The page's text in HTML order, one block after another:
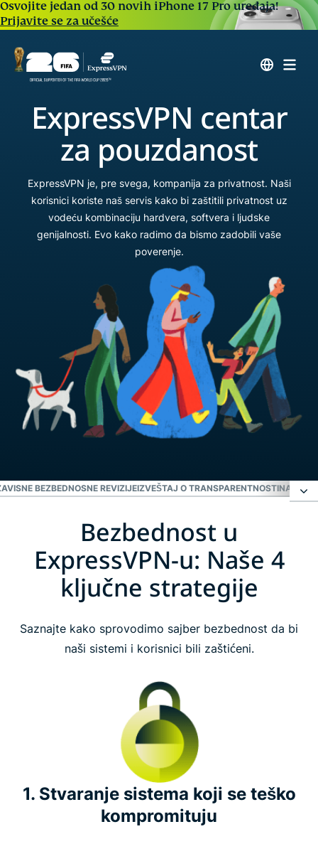
Osvojite jedan od 30 novih iPhone 17 Pro uređaja!
Prijavite se za učešće
ExpressVPN centar
za pouzdanost
ExpressVPN je, pre svega, kompanija za privatnost. Naši
korisnici koriste naš servis kako bi zaštitili privatnost uz
vodeću kombinaciju hardvera, softvera i ljudske
genijalnosti. Evo kako radimo da bismo zadobili vaše
poverenje.
BEZBEDNOSNE REVIZIJEIZVEŠTAJ O TRANSPARENTNOSTI
Bezbednost u ExpressVPN-u: Naše 4 ključne
strategije
Inovacije
Operativno upravljanje (ISO)
Nezavisne bezbednosne revizije
Izveštaj o transparentnosti
Nagrada za pronađene greške
Vodeća uloga u industriji
Bezbednost u
ExpressVPN-u: Naše 4
ključne strategije
Saznajte kako sprovodimo sajber bezbednost da bi
naši sistemi i korisnici bili zaštićeni.
1. Stvaranje sistema koji se teško
kompromituju